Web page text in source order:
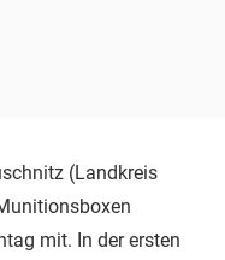
(Landkreis
mit. In der ersten